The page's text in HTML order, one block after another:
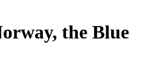
the Blue